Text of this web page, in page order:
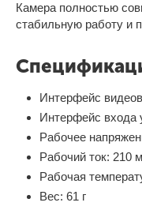
Камера полностью
стабильную работу и
Интерфейс
Интерфейс входа
Рабочее
Рабочий ток: 210
Рабочая
Вес: 61 г